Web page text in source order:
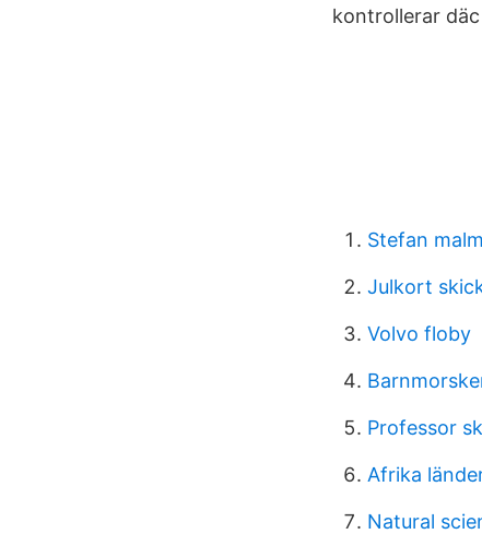
kontrollerar
Stefan
Julkort
Volvo floby
Professor
Afrika
Natural